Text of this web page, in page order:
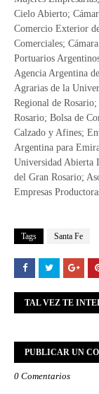
Cielo Abierto;
Comercio Exterior
Comerciales;
Portuarios
Agencia Argentina
Agrarias de la
Regional de
Rosario; Bolsa de
Calzado y Afines;
Argentina para
Universidad Abierta
del Gran Rosario;
Empresas
Tags Santa Fe
TAL VEZ TE
PUBLICAR UN
0 Comentarios